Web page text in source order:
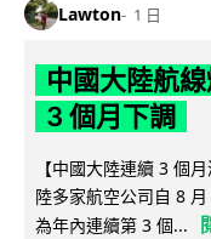
Lawton 1 日
中國大陸航
3 個月下調
【中國大陸連續 3 個
陸多家航空公司自 8
為年內連續第 3 個...